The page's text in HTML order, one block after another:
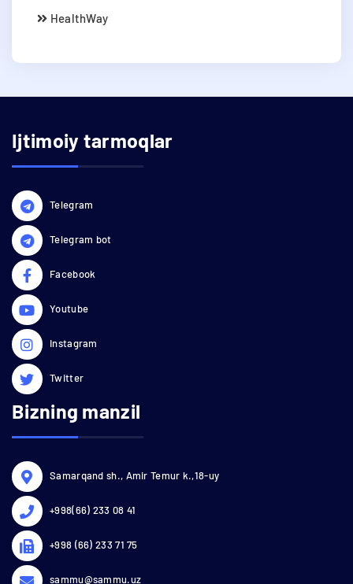
HealthWay
Ijtimoiy tarmoqlar
Telegram
Telegram bot
Facebook
Youtube
Instagram
Twitter
Bizning manzil
Samarqand sh., Amir Temur k.,18-uy
+998(66) 233 08 41
+998 (66) 233 71 75
sammu@sammu.uz